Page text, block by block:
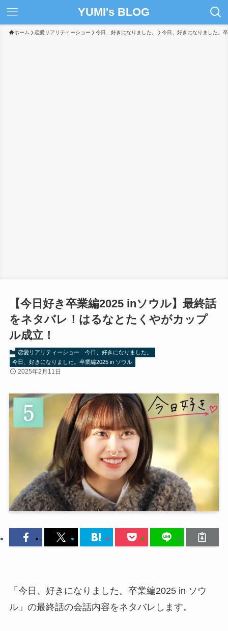
YUMI's BLOG
ホーム 恋愛リアリティーショー 今日、好きになりました。 今日、好きになりました。
【今日好き卒業編2025 inソウル】最終話
をネタバレ！はるなとたくやがカップ
ル成立！
恋愛リアリティーショー
今日、好きになりました。
今日、好きになりました。卒業編2025 in ソウル
2025年2月11日
「今日、好きになりました。卒業編2025 in ソウ
ル」の最終話の会話内容をネタバレします。